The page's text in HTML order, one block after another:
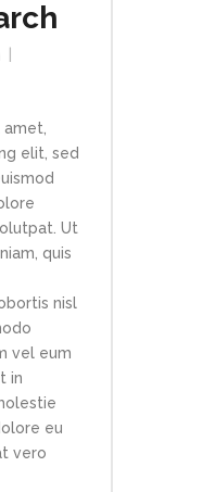
elit, sed
Ut
quis
nisl
vel eum
in
eu
vero